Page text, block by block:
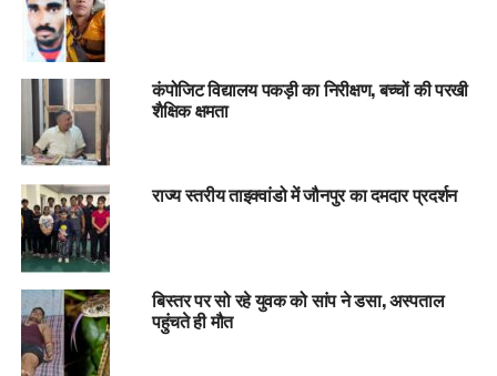
कंपोजिट विद्यालय पकड़ी का निरीक्षण, बच्चों की परखी
शैक्षिक क्षमता
राज्य स्तरीय ताइक्वांडो में जौनपुर का दमदार प्रदर्शन
बिस्तर पर सो रहे युवक को सांप ने डसा, अस्पताल
पहुंचते ही मौत